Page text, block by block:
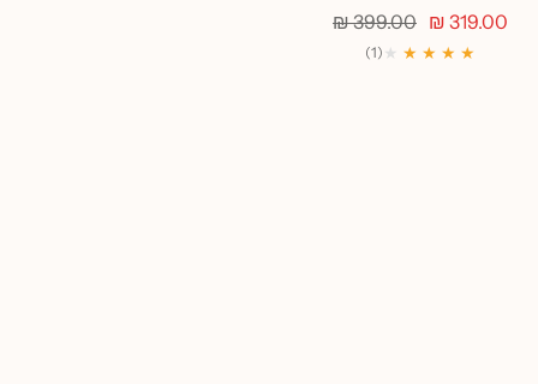
מחיר
מבצע
319.00 ₪
מחיר
רגיל
399.00 ₪
★ ★ ★ ★
★
(1)